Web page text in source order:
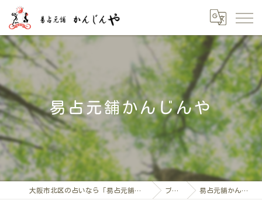
易占元舗かんじんや
大阪市北区の占いなら「易占元舖かんじんや」 ブログ 易占元舗かんじんや